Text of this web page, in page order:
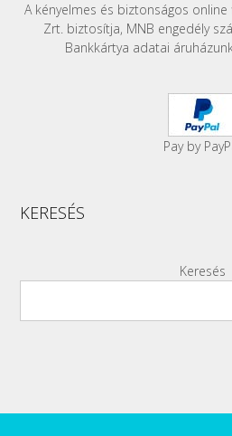
A kényelmes és biztonságos
Zrt. biztosítja, MNB engedély
Bankkártya adatai
Pay by
KERESÉS
Keresés